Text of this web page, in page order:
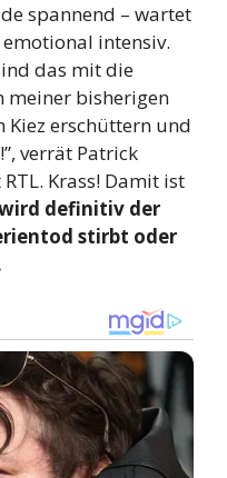
spannend – wartet
intensiv.
das mit die
meiner bisherigen
Kiez erschüttern und
verrät Patrick
Krass! Damit ist
definitiv der
stirbt oder